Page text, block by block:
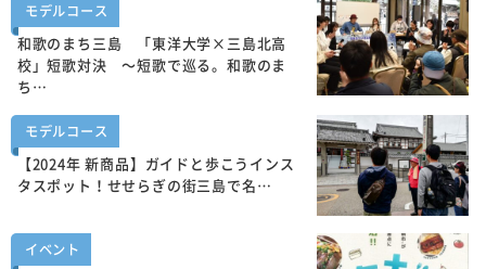
モデルコース
和歌のまち三島 「東洋大学×三島北高
校」短歌対決 ～短歌で巡る。和歌のま
ち…
モデルコース
【2024年 新商品】ガイドと歩こうインス
タスポット！せせらぎの街三島で名…
イベント